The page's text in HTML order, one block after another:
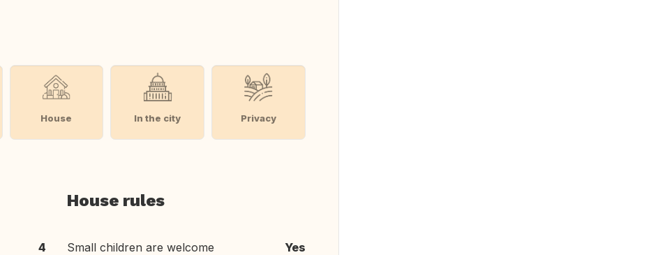
House In the city Privacy
4
House rules
Small children are welcome Yes